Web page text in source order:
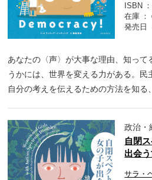
ISBN
在庫
発売日
あなたの〈声〉が大事な理由、知っ
うかには、世界を変える力がある。
自分の考えを伝えるための方法を知る
政治・
自閉
出会
サラ・